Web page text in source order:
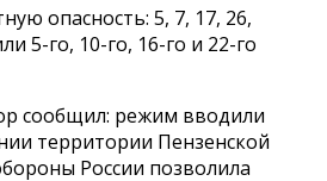
опасность: 5, 7, 17, 26,
5-го, 10-го, 16-го и 22-го
сообщил: режим вводили
территории Пензенской
России позволила